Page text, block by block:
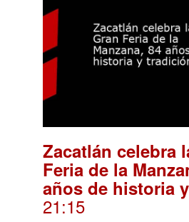
Zacatlán celebra
Feria de la
años de historia
21:15